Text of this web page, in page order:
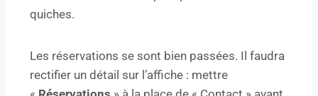
quiches.
Les réservations se sont bien passées. Il faudra
rectifier un détail sur l’affiche : mettre